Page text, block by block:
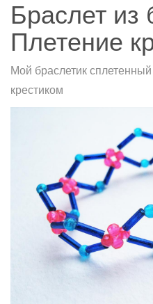
Браслет из
Плетение
Мой браслетик
крестиком